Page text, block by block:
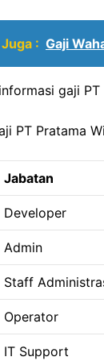
: Gaji
gaji
PT Pratama
Jabatan
Developer
Admin
Staff
Operator
IT Support